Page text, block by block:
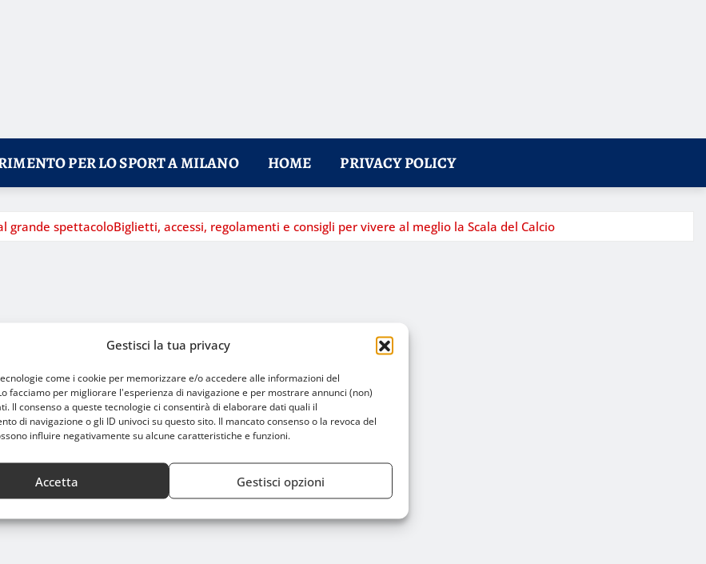
Gestisci la tua privacy
come i cookie per memorizzare e/o accedere alle informazioni del
facciamo per migliorare l'esperienza di navigazione e per mostrare annunci (non)
Il consenso a queste tecnologie ci consentirà di elaborare dati quali il
di navigazione o gli ID univoci su questo sito. Il mancato consenso o la revoca del
influire negativamente su alcune caratteristiche e funzioni.
Accetta Gestisci opzioni
PER LO SPORT A MILANO HOME PRIVACY POLICY
grande spettacoloBiglietti, accessi, regolamenti e consigli per vivere al meglio la Scala del Calcio